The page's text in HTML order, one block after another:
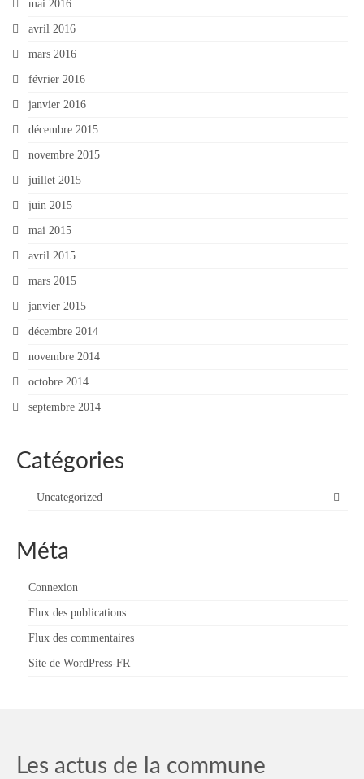
mai 2016
avril 2016
mars 2016
février 2016
janvier 2016
décembre 2015
novembre 2015
juillet 2015
juin 2015
mai 2015
avril 2015
mars 2015
janvier 2015
décembre 2014
novembre 2014
octobre 2014
septembre 2014
Catégories
Uncategorized
Méta
Connexion
Flux des publications
Flux des commentaires
Site de WordPress-FR
Les actus de la commune